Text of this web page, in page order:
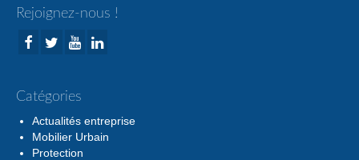
Rejoignez-nous !
Catégories
Actualités entreprise
Mobilier Urbain
Protection